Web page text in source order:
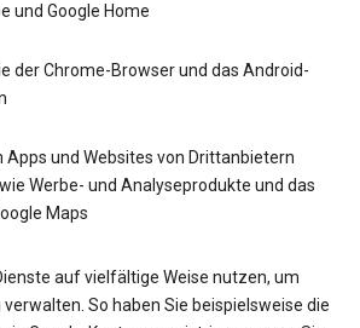
und Google Home
der Chrome-Browser und das Android-
Apps und Websites von Drittanbietern
Werbe- und Analyseprodukte und das
Maps
auf vielfältige Weise nutzen, um
verwalten. So haben Sie beispielsweise die